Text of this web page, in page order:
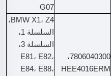
G07
7806040300،
HEE4016ERM
BMW X1، Z4،
السلسلة 1،
السلسلة 3،
E81، E82،
E84، E88،